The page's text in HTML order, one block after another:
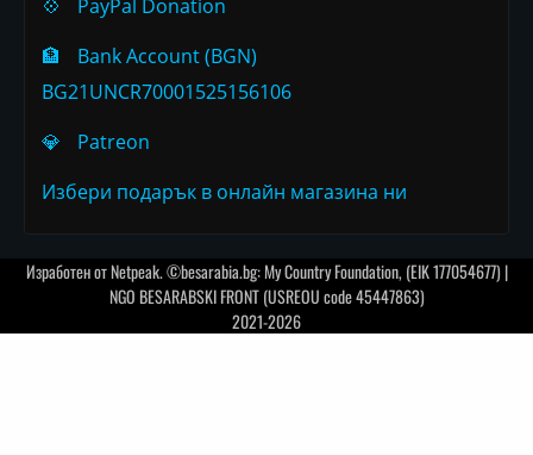
💠
PayPal Donation
🏦
Bank Account (BGN)
BG21UNCR70001525156106
💎
Patreon
Избери подарък в онлайн магазина ни
Изработен отNetpeak. ©besarabia.bg: My Country Foundation, (EIK 177054677) |
NGO BESARABSKI FRONT (USREOU code 45447863)
2021-2026